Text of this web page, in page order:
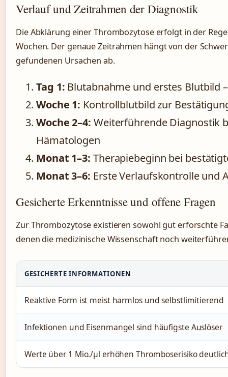
Verlauf und Zeitrahmen der Diagnostik
Die Abklärung einer Thrombozytose erfolgt in der
Wochen. Der genaue Zeitrahmen hängt von der
gefundenen Ursachen ab.
Tag 1: Blutabnahme und erstes Blutbild
Woche 1: Kontrollblutbild zur
Woche 2–4: Weiterführende Diagnostik
Hämatologen
Monat 1–3: Therapiebeginn bei
Monat 3–6: Erste Verlaufskontrolle und
Gesicherte Erkenntnisse und offene Fragen
Zur Thrombozytose existieren sowohl gut erforschte
denen die medizinische Wissenschaft noch
GESICHERTE INFORMATIONEN
Reaktive Form ist meist harmlos und selbstlimitierend
Infektionen und Eisenmangel sind häufigste Auslöser
Werte über 1 Mio./µl erhöhen Thromboserisiko